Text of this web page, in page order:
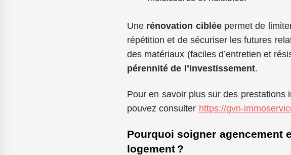
Une rénovation cibléepermet de
répétition et de sécuriser les futures
des matériaux (faciles d’entretien et
pérennité de l’investissement.
Pour en savoir plus sur des prestations
pouvez consulter https://gvn-
Pourquoi soigner agencement
logement ?